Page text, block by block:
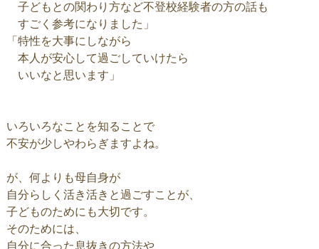
子どもとの関わり方など不登校経験者の方の話も
すごく参考になりました」
「特性を大事にしながら
本人が安心して過ごしていけたら
いいなと思います」
いろいろなことを知ることで
不安が少しやわらぎますよね。
が、何よりも母自身が
自分らしく活き活きと過ごすことが、
子どものためにも大切です。
そのためには、
自分に合った息抜きの方法や